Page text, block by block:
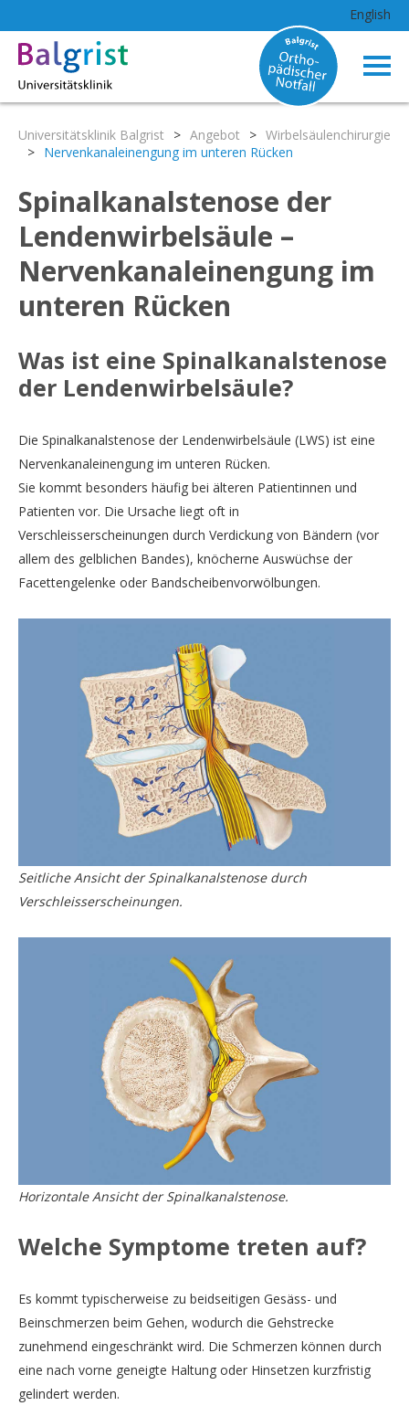
English
Universitätsklinik Balgrist > Angebot > Wirbelsäulenchirurgie
> Nervenkanaleinengung im unteren Rücken
Spinalkanalstenose der
Lendenwirbelsäule –
Nervenkanaleinengung im
unteren Rücken
Was ist eine Spinalkanalstenose
der Lendenwirbelsäule?
Die Spinalkanalstenose der Lendenwirbelsäule (LWS) ist eine
Nervenkanaleinengung im unteren Rücken.
Sie kommt besonders häufig bei älteren Patientinnen und
Patienten vor. Die Ursache liegt oft in
Verschleisserscheinungen durch Verdickung von Bändern (vor
allem des gelblichen Bandes), knöcherne Auswüchse der
Facettengelenke oder Bandscheibenvorwölbungen.
Seitliche Ansicht der Spinalkanalstenose durch
Verschleisserscheinungen.
Horizontale Ansicht der Spinalkanalstenose.
Welche Symptome treten auf?
Es kommt typischerweise zu beidseitigen Gesäss- und
Beinschmerzen beim Gehen, wodurch die Gehstrecke
zunehmend eingeschränkt wird. Die Schmerzen können durch
eine nach vorne geneigte Haltung oder Hinsetzen kurzfristig
gelindert werden.